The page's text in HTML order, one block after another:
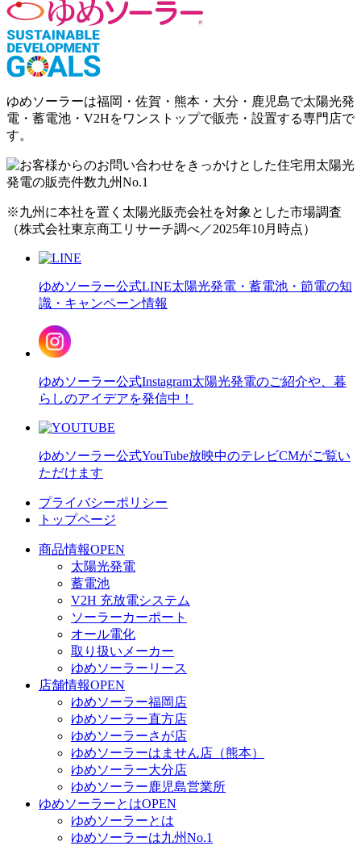
ゆめソーラーは福岡・佐賀・熊本・大分・鹿児島で太陽光発
電・蓄電池・V2Hをワンストップで販売・設置する専門店で
す。
※九州に本社を置く太陽光販売会社を対象とした市場調査
（株式会社東京商工リサーチ調べ／2025年10月時点）
ゆめソーラー公式LINE太陽光発電・蓄電池・節電の知
識・キャンペーン情報
ゆめソーラー公式Instagram太陽光発電のご紹介や、暮
らしのアイデアを発信中！
ゆめソーラー公式YouTube放映中のテレビCMがご覧い
ただけます
プライバシーポリシー
トップページ
商品情報OPEN
太陽光発電
蓄電池
V2H 充放電システム
ソーラーカーポート
オール電化
取り扱いメーカー
ゆめソーラーリース
店舗情報OPEN
ゆめソーラー福岡店
ゆめソーラー直方店
ゆめソーラーさが店
ゆめソーラーはません店（熊本）
ゆめソーラー大分店
ゆめソーラー鹿児島営業所
ゆめソーラーとはOPEN
ゆめソーラーとは
ゆめソーラーは九州No.1